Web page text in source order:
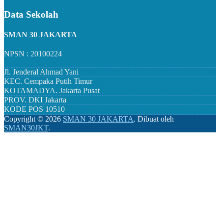
Data Sekolah
SMAN 30 JAKARTA
NPSN : 20100224
Jl. Jenderal Ahmad Yani
KEC. Cempaka Putih Timur
KOTAMADYA. Jakarta Pusat
PROV. DKI Jakarta
KODE POS 10510
Copyright © 2026 SMAN 30 JAKARTA. Dibuat oleh
SMAN30JKT.